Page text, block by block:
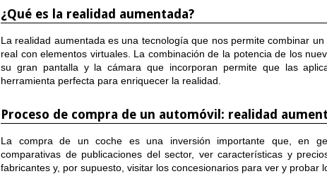
¿Qué es la realidad aumentada?
La realidad aumentada es una tecnología que nos permite combinar
real con elementos virtuales. La combinación de la potencia de los
su gran pantalla y la cámara que incorporan permite que las
herramienta perfecta para enriquecer la realidad.
Proceso de compra de un automóvil: realidad
La compra de un coche es una inversión importante que, en
comparativas de publicaciones del sector, ver características y
fabricantes y, por supuesto, visitar los concesionarios para ver y probar